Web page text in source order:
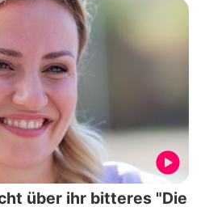
über ihr bitteres "Die